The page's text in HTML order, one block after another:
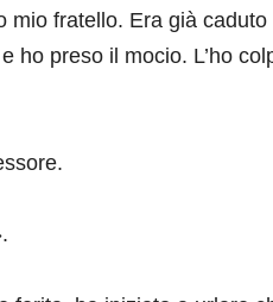
mio fratello. Era già
ho preso il mocio. L’ho